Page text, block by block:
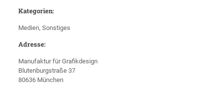
Kategorien:
Medien, Sonstiges
Adresse:
Manufaktur für Grafikdesign
Blutenburgstraße 37
80636 München